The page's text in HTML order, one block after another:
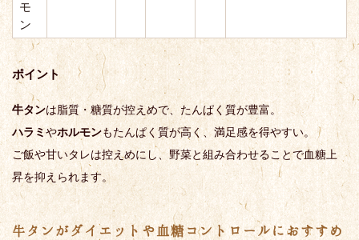
モ
ン
ポイント
牛タンは脂質・糖質が控えめで、たんぱく質が豊富。
ハラミやホルモンもたんぱく質が高く、満足感を得やすい。
ご飯や甘いタレは控えめにし、野菜と組み合わせることで血糖上
昇を抑えられます。
牛タンがダイエットや血糖コントロールにおすすめ